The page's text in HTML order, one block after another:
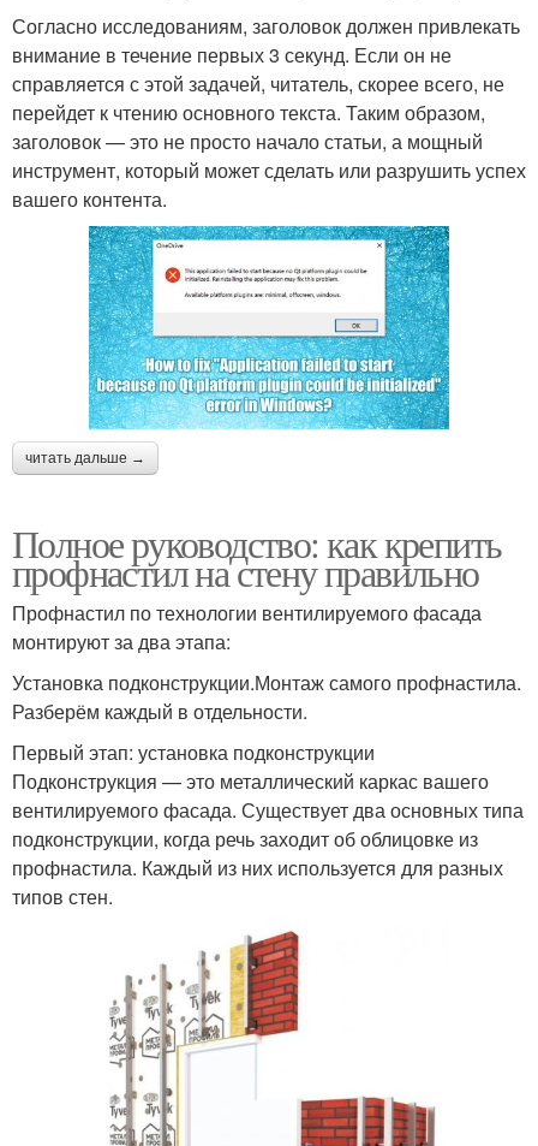
Согласно исследованиям, заголовок должен привлекать
внимание в течение первых 3 секунд. Если он не
справляется с этой задачей, читатель, скорее всего, не
перейдет к чтению основного текста. Таким образом,
заголовок — это не просто начало статьи, а мощный
инструмент, который может сделать или разрушить успех
вашего контента.
читать дальше →
Полное руководство: как крепить
профнастил на стену правильно
Профнастил по технологии вентилируемого фасада
монтируют за два этапа:
Установка подконструкции.Монтаж самого профнастила.
Разберём каждый в отдельности.
Первый этап: установка подконструкции
Подконструкция — это металлический каркас вашего
вентилируемого фасада. Существует два основных типа
подконструкции, когда речь заходит об облицовке из
профнастила. Каждый из них используется для разных
типов стен.